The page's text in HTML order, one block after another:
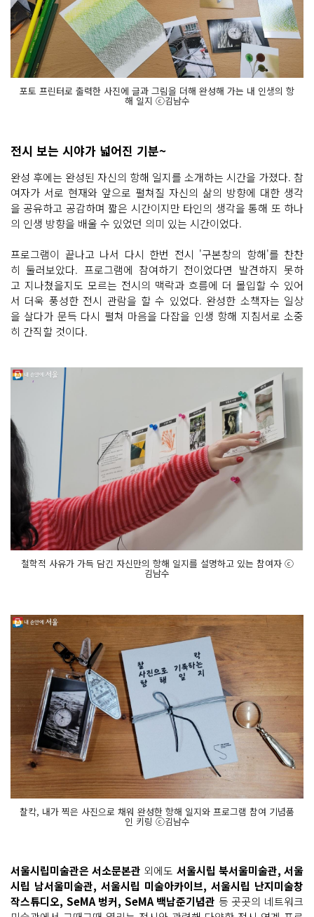
포토 프린터로 출력한 사진에 글과 그림을 더해 완성해 가는 내 인생의 항
해 일지 ⓒ김남수
전시 보는 시야가 넓어진 기분~
완성 후에는 완성된 자신의 항해 일지를 소개하는 시간을 가졌다. 참
여자가 서로 현재와 앞으로 펼쳐질 자신의 삶의 방향에 대한 생각
을 공유하고 공감하며 짧은 시간이지만 타인의 생각을 통해 또 하나
의 인생 방향을 배울 수 있었던 의미 있는 시간이었다.
프로그램이 끝나고 나서 다시 한번 전시 '구본창의 항해'를 찬찬
히 둘러보았다. 프로그램에 참여하기 전이었다면 발견하지 못하
고 지나쳤을지도 모르는 전시의 맥락과 흐름에 더 몰입할 수 있어
서 더욱 풍성한 전시 관람을 할 수 있었다. 완성한 소책자는 일상
을 살다가 문득 다시 펼쳐 마음을 다잡을 인생 항해 지침서로 소중
히 간직할 것이다.
철학적 사유가 가득 담긴 자신만의 항해 일지를 설명하고 있는 참여자 ⓒ
김남수
찰칵, 내가 찍은 사진으로 채워 완성한 항해 일지와 프로그램 참여 기념품
인 키링 ⓒ김남수
서울시립미술관은 서소문본관 외에도 서울시립 북서울미술관, 서울
시립 남서울미술관, 서울시립 미술아카이브, 서울시립 난지미술창
작스튜디오, SeMA 벙커, SeMA 백남준기념관 등 곳곳의 네트워크